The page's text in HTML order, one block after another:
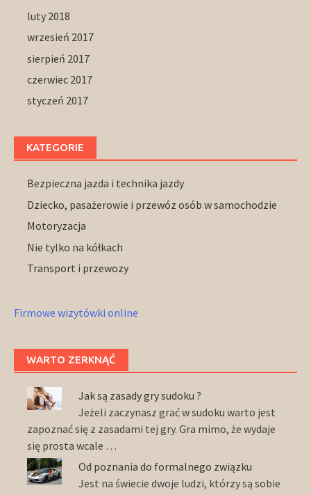
luty 2018
wrzesień 2017
sierpień 2017
czerwiec 2017
styczeń 2017
KATEGORIE
Bezpieczna jazda i technika jazdy
Dziecko, pasażerowie i przewóz osób w samochodzie
Motoryzacja
Nie tylko na kółkach
Transport i przewozy
Firmowe wizytówki online
WARTO ZERKNĄĆ
Jak są zasady gry sudoku ?
Jeżeli zaczynasz grać w sudoku warto jest
zapoznać się z zasadami tej gry. Gra mimo, że wydaje
się prosta wcale …
Od poznania do formalnego związku
Jest na świecie dwoje ludzi, którzy są sobie